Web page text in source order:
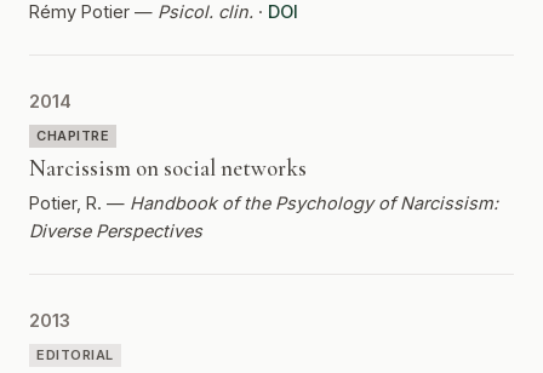
Rémy Potier — Psicol. clin. · DOI
2014
CHAPITRE
Narcissism on social networks
Potier, R. — Handbook of the Psychology of Narcissism:
Diverse Perspectives
2013
EDITORIAL